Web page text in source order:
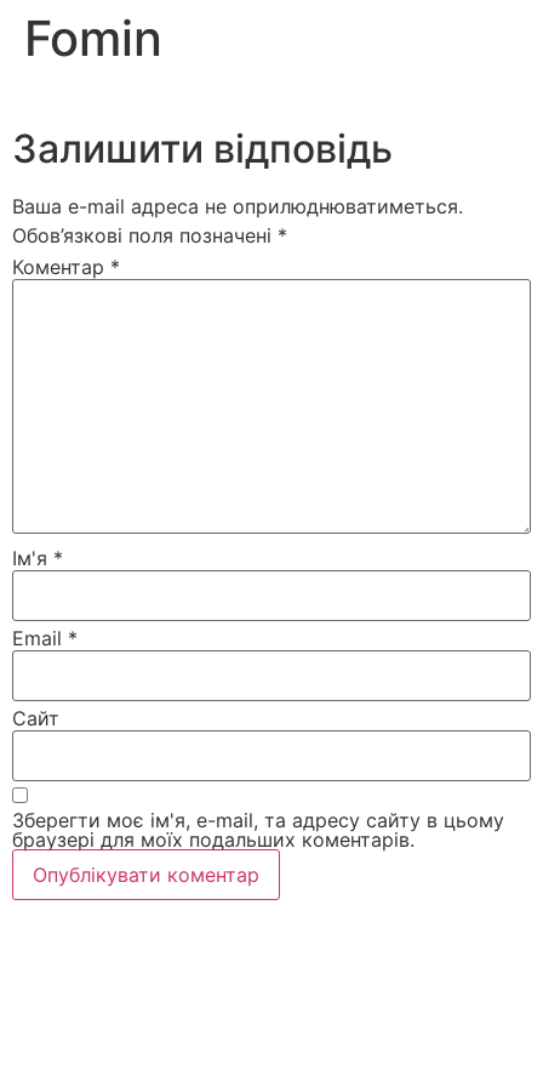
Fomin
Залишити відповідь
Ваша e-mail адреса не оприлюднюватиметься.
Обов’язкові поля позначені *
Коментар *
Ім'я *
Email *
Сайт
Зберегти моє ім'я, e-mail, та адресу сайту в цьому
браузері для моїх подальших коментарів.